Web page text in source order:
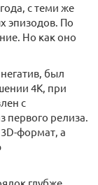
с теми же
эпизодов. По
Но как оно
был
4K, при
с
первого релиза.
формат, а